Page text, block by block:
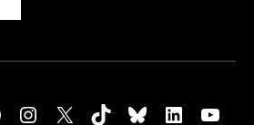
Instagram X TikTok Bluesky LinkedIn YouTube